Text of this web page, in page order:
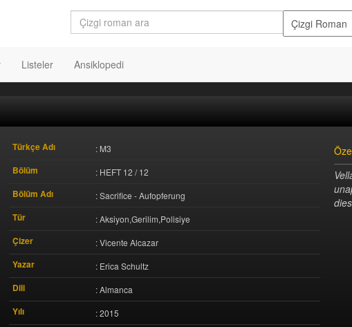
Listeler Ansiklopedi
Türkçe Adı : M3
Bölüm : HEFT 12 / 12
Bölüm Adı : Sacrifice - Aufopferung
Tür : Aksiyon,Gerilim,Polisiye
Çizer : Vicente Alcazar
Yazar : Erica Schultz
Dili : Almanca
Yılı : 2015